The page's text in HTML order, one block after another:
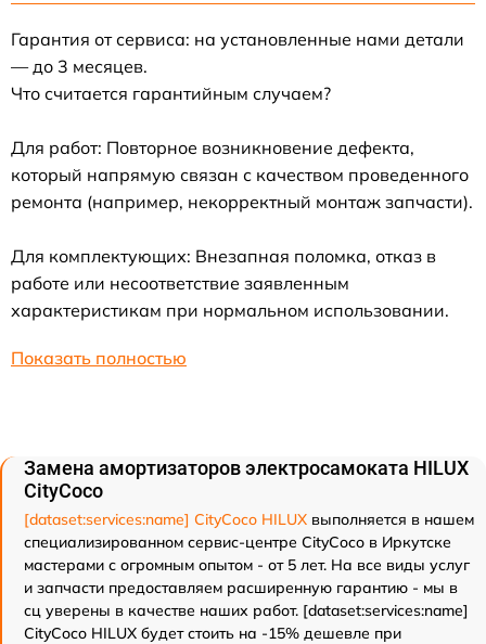
Гарантия от сервиса: на установленные нами детали
— до 3 месяцев.
Что считается гарантийным случаем?
Для работ: Повторное возникновение дефекта,
который напрямую связан с качеством проведенного
ремонта (например, некорректный монтаж запчасти).
Для комплектующих: Внезапная поломка, отказ в
работе или несоответствие заявленным
характеристикам при нормальном использовании.
Показать полностью
Замена амортизаторов электросамоката HILUX
CityCoco
[dataset:services:name] CityCoco HILUX выполняется в нашем
специализированном сервис-центре CityCoco в Иркутске
мастерами с огромным опытом - от 5 лет. На все виды услуг
и запчасти предоставляем расширенную гарантию - мы в
сц уверены в качестве наших работ. [dataset:services:name]
CityCoco HILUX будет стоить на -15% дешевле при